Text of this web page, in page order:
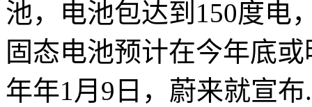
池，电池包达到150度电
固态电池预计在今年底
年年1月9日，蔚来就宣布